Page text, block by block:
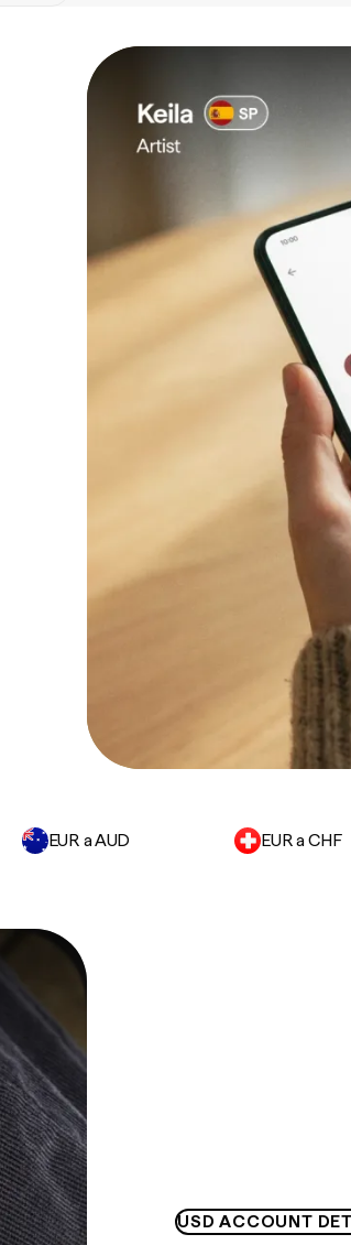
EUR a AUD EUR a CHF
USD ACCOUNT